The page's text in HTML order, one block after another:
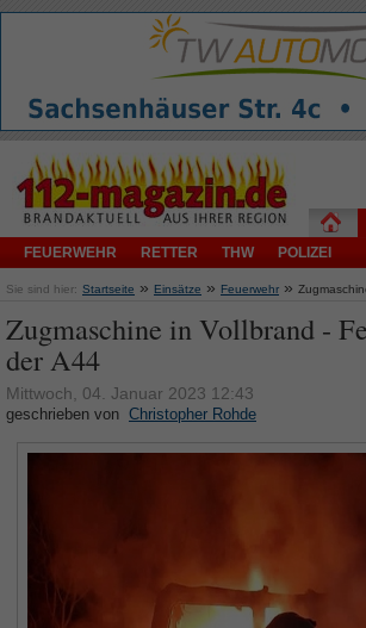
FEUERWEHR RETTER THW POLIZEI
Sie sind hier: Startseite » Einsätze » Feuerwehr »
Zugmaschine in Vollbrand -
der A44
Mittwoch, 04. Januar 2023 12:43
geschrieben von Christopher Rohde